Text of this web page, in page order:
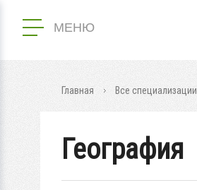
МЕНЮ
Главная Все специализации
География